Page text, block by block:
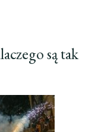
są tak